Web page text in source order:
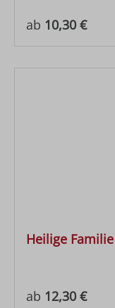
Regulärer Preis:
ab 10,30 €
Heilige
Regulärer Preis:
ab 12,30 €